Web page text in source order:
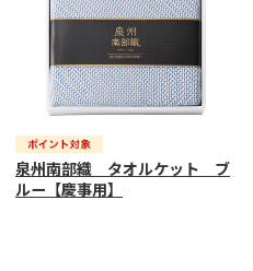
泉州南部織 タオルケット ブ
ルー【慶事用】